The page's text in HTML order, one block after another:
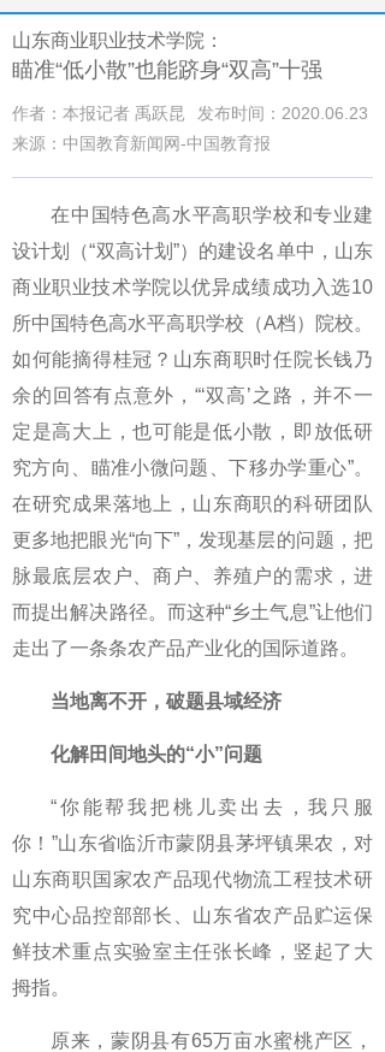
山东商业职业技术学院：
瞄准“低小散”也能跻身“双高”十强
作者：本报记者 禹跃昆
发布时间：2020.06.23
来源：中国教育新闻网-中国教育报
在中国特色高水平高职学校和专业建
设计划（“双高计划”）的建设名单中，山东
商业职业技术学院以优异成绩成功入选10
所中国特色高水平高职学校（A档）院校。
如何能摘得桂冠？山东商职时任院长钱乃
余的回答有点意外，“‘双高’之路，并不一
定是高大上，也可能是低小散，即放低研
究方向、瞄准小微问题、下移办学重心”。
在研究成果落地上，山东商职的科研团队
更多地把眼光“向下”，发现基层的问题，把
脉最底层农户、商户、养殖户的需求，进
而提出解决路径。而这种“乡土气息”让他们
走出了一条条农产品产业化的国际道路。
当地离不开，破题县域经济
化解田间地头的“小”问题
“你能帮我把桃儿卖出去，我只服
你！”山东省临沂市蒙阴县茅坪镇果农，对
山东商职国家农产品现代物流工程技术研
究中心品控部部长、山东省农产品贮运保
鲜技术重点实验室主任张长峰，竖起了大
拇指。
原来，蒙阴县有65万亩水蜜桃产区，